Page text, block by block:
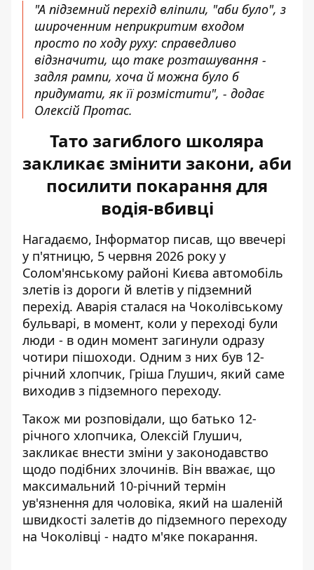
"А підземний перехід вліпили, "аби було", з
широченним неприкритим входом
просто по ходу руху: справедливо
відзначити, що таке розташування -
задля рампи, хоча й можна було б
придумати, як її розмістити", - додає
Олексій Протас.
Тато загиблого школяра
закликає змінити закони, аби
посилити покарання для
водія-вбивці
Нагадаємо, Інформатор писав, що ввечері
у п'ятницю, 5 червня 2026 року у
Солом'янському районі Києва автомобіль
злетів із дороги й влетів у підземний
перехід. Аварія сталася на Чоколівському
бульварі, в момент, коли у переході були
люди - в один момент загинули одразу
чотири пішоходи. Одним з них був 12-
річний хлопчик, Гріша Глушич, який саме
виходив з підземного переходу.
Також ми розповідали, що батько 12-
річного хлопчика, Олексій Глушич,
закликає внести зміни у законодавство
щодо подібних злочинів. Він вважає, що
максимальний 10-річний термін
ув'язнення для чоловіка, який на шаленій
швидкості залетів до підземного переходу
на Чоколівці - надто м'яке покарання.